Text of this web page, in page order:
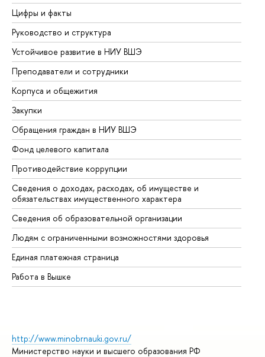
Цифры и факты
Руководство и структура
Устойчивое развитие в НИУ ВШЭ
Преподаватели и сотрудники
Корпуса и общежития
Закупки
Обращения граждан в НИУ ВШЭ
Фонд целевого капитала
Противодействие коррупции
Сведения о доходах, расходах, об имуществе и
обязательствах имущественного характера
Сведения об образовательной организации
Людям с ограниченными возможностями здоровья
Единая платежная страница
Работа в Вышке
http://www.minobrnauki.gov.ru/
Министерство науки и высшего образования РФ